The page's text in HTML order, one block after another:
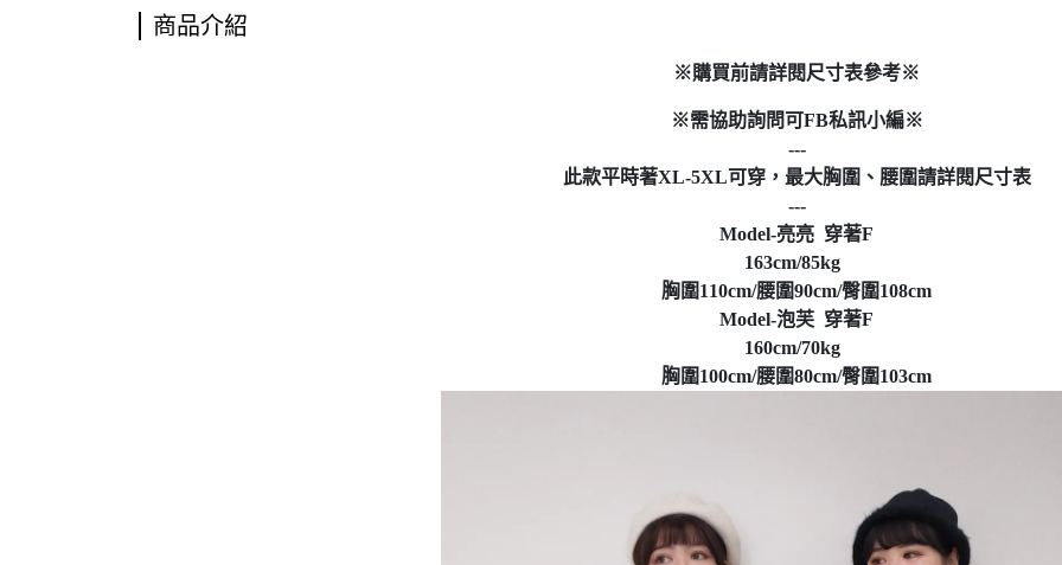
商品介紹
※購買前請詳閱尺寸表參考※
※需協助詢問可FB私訊小編※
---
此款平時著XL-5XL可穿，最大胸圍、腰圍請詳閱尺寸表
---
Model-亮亮 穿著F
163cm/85kg
胸圍110cm/腰圍90cm/臀圍108cm
Model-泡芙 穿著F
160cm/70kg
胸圍100cm/腰圍80cm/臀圍103cm